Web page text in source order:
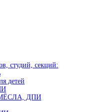
студий, секций:
детей
ДПИ